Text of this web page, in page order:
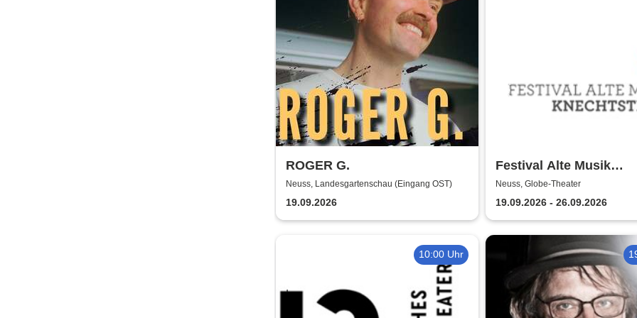
ROGER G.
Neuss, Landesgartenschau (Eingang OST)
19.09.2026
Festival Alte Musik
Knechtsteden
Neuss, Globe-Theater
19.09.2026 - 26.09.2026
10:00 Uhr